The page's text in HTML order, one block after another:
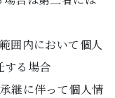
囲内において個人
する場合
継に伴って個人情